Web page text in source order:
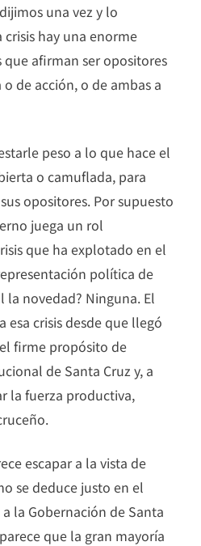
una vez y lo
hay una enorme
afirman ser opositores
de acción, o de ambas a
peso a lo que hace el
o camuflada, para
opositores. Por supuesto
juega un rol
que ha explotado en el
política de
la novedad? Ninguna. El
esa crisis desde que llegó
firme propósito de
de Santa Cruz y, a
la fuerza productiva,
escapar a la vista de
se deduce justo en el
la Gobernación de Santa
que la gran mayoría